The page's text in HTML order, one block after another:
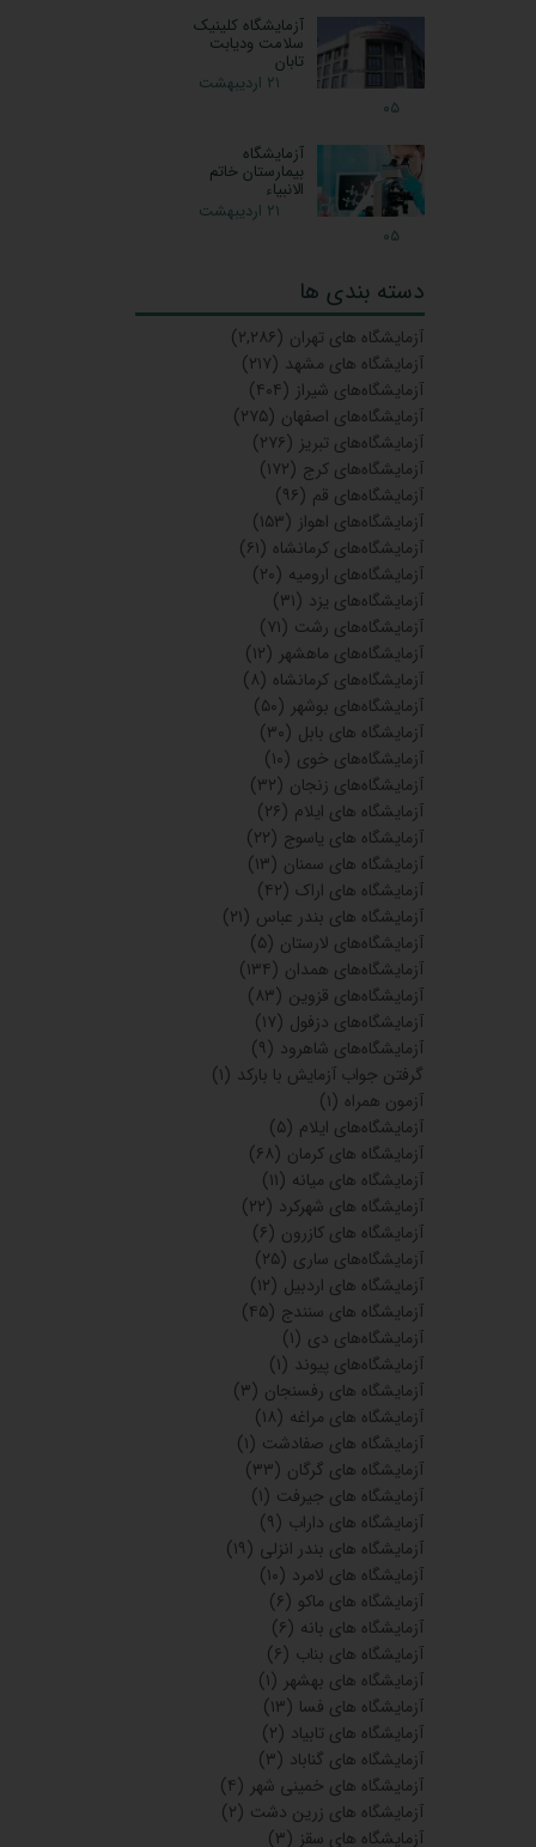
آزمایشگاه کلینیک
سلامت ودیابت
تابان
۲۱ اردیبهشت
۰۵
آزمایشگاه
بیمارستان خاتم
الانبیاء
۲۱ اردیبهشت
۰۵
دسته بندی ها
آزمایشگاه‌ های تهران (۲,۲۸۶)
آزمایشگاه های مشهد (۲۱۷)
آزمایشگاه‌های شیراز (۴۰۴)
آزمایشگاه‌های اصفهان (۲۷۵)
آزمایشگاه‌های تبریز (۲۷۶)
آزمایشگاه‌های کرج (۱۷۲)
آزمایشگاه‌های قم (۹۶)
آزمایشگاه‌های اهواز (۱۵۳)
آزمایشگاه‌های کرمانشاه (۶۱)
آزمایشگاه‌های ارومیه (۲۰)
آزمایشگاه‌های یزد (۳۱)
آزمایشگاه‌های رشت (۷۱)
آزمایشگاه‌های ماهشهر (۱۲)
آزمایشگاه‌های کرمانشاه (۸)
آزمایشگاه‌های بوشهر (۵۰)
آزمایشگاه های بابل (۳۰)
آزمایشگاه‌های خوی (۱۰)
آزمایشگاه‌های زنجان (۳۲)
آزمایشگاه های ایلام (۲۶)
آزمایشگاه های یاسوج (۲۲)
آزمایشگاه های سمنان (۱۳)
آزمایشگاه های اراک (۴۲)
آزمایشگاه های بندر عباس (۲۱)
آزمایشگاه‌های لارستان (۵)
آزمایشگاه‌های همدان (۱۳۴)
آزمایشگاه‌های قزوین (۸۳)
آزمایشگاه‌های دزفول (۱۷)
آزمایشگاه‌های شاهرود (۹)
گرفتن جواب آزمایش با بارکد (۱)
آزمون همراه (۱)
آزمایشگاه‌های ایلام (۵)
آزمایشگاه های کرمان (۶۸)
آزمایشگاه های میانه (۱۱)
آزمایشگاه های شهرکرد (۲۲)
آزمایشگاه های کازرون (۶)
آزمایشگاه‌های ساری (۲۵)
آزمایشگاه های اردبیل (۱۲)
آزمایشگاه های سنندج (۴۵)
آزمایشگاه‌های دی (۱)
آزمایشگاه‌های پیوند (۱)
آزمایشگاه های رفسنجان (۳)
آزمایشگاه های مراغه (۱۸)
آزمایشگاه های صفادشت (۱)
آزمایشگاه های گرگان (۳۳)
آزمایشگاه های جیرفت (۱)
آزمایشگاه های داراب (۹)
آزمایشگاه های بندر انزلی (۱۹)
آزمایشگاه های لامرد (۱۰)
آزمایشگاه های ماکو (۶)
آزمایشگاه های بانه (۶)
آزمایشگاه های بناب (۶)
آزمایشگاه های بهشهر (۱)
آزمایشگاه های فسا (۱۳)
آزمایشگاه های تابیاد (۲)
آزمایشگاه های گناباد (۳)
آزمایشگاه های خمینی شهر (۴)
آزمایشگاه های زرین دشت (۲)
آزمایشگاه های سقز (۳)